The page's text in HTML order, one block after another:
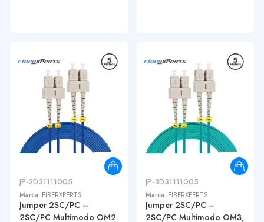
JP-2D31111005
Marca: FIBERXPERTS
Jumper 2SC/PC –
2SC/PC Multimodo OM2
JP-3D31111005
Marca: FIBERXPERTS
Jumper 2SC/PC –
2SC/PC Multimodo OM3,